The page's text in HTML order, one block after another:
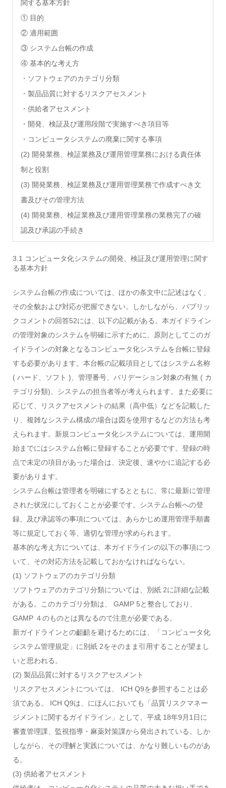
関する基本方針
① 目的
② 適用範囲
③ システム台帳の作成
④ 基本的な考え方
・ソフトウェアのカテゴリ分類
・製品品質に対するリスクアセスメント
・供給者アセスメント
・開発、検証及び運用段階で実施すべき項目等
・コンピュータシステムの廃棄に関する事項
(2) 開発業務、検証業務及び運用管理業務における責任体
制と役割
(3) 開発業務、検証業務及び運用管理業務で作成すべき文
書及びその管理方法
(4) 開発業務、検証業務及び運用管理業務の業務完了の確
認及び承認の手続き
3.1 コンピュータ化システムの開発、検証及び運用管理に関す
る基本方針
システム台帳の作成については、ほかの条文中に記述はなく、
その全貌および対応が把握できない。しかしながら、パブリッ
クコメントの回答52には、以下の記載がある。本ガイドライン
の管理対象のシステムを明確に示すために、原則としてこのガ
イドラインの対象となるコンピュータ化システムを台帳に登録
する必要があります。本台帳の記載項目としてはシステム名称
( ハード、ソフト )、管理番号、バリデーション対象の有無 ( カ
テゴリ分類)、システムの担当者等が考えられます。また必要に
応じて、リスクアセスメントの結果（高中低）などを記載した
り、複雑なシステム構成の場合は図を使用するなどの方法も考
えられます。新規コンピュータ化システムについては、運用開
始までにはシステム台帳に登録することが必要です。登録の時
点で未定の項目があった場合は、決定後、速やかに追記する必
要があります。
システム台帳は管理者を明確にするとともに、常に最新に管理
された状況にしておくことが必要です。システム台帳への登
録、及び承認等の事項については、あらかじめ運用管理手順書
等に規定しておく等、適切な管理が求められます。
基本的な考え方については、本ガイドラインの以下の事項につ
いて、その対応方法を記載しておかなければならない。
(1) ソフトウェアのカテゴリ分類
ソフトウェアのカテゴリ分類については、別紙 2に詳細な記載
がある。このカテゴリ分類は、 GAMP 5と整合しており、
GAMP ４のものとは異なるので注意が必要である。
新ガイドラインとの齟齬を避けるためには、「コンピュータ化
システム管理規定」に別紙 2をそのまま引用することが望まし
いと思われる。
(2) 製品品質に対するリスクアセスメント
リスクアセスメントについては、 ICH Q9を参照することは必
須である。 ICH Q9は、にほんにおいても「品質リスクマネー
ジメントに関するガイドライン」として、平成 18年9月1日に
審査管理課、監視指導・麻薬対策課から発出されている。しか
しながら、その理解と実践については、かなり難しいものがあ
る。
(3) 供給者アセスメント